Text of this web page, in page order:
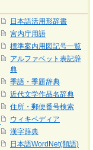
日本語活用形辞書
宮内庁用語
標準案内用図記号一覧
アルファベット表記辞
典
季語・季題辞典
近代文学作品名辞典
住所・郵便番号検索
ウィキペディア
漢字辞典
日本語WordNet(類語)